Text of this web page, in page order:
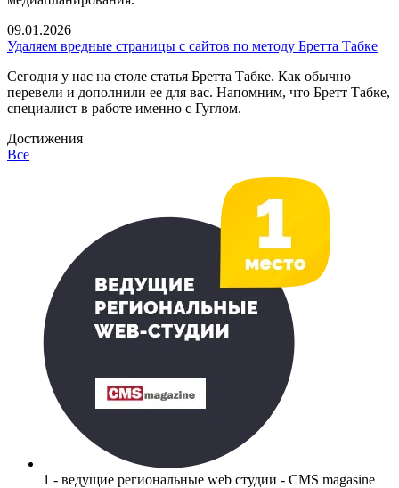
09.01.2026
Удаляем вредные страницы с сайтов по методу Бретта Табке
Сегодня у нас на столе статья Бретта Табке. Как обычно
перевели и дополнили ее для вас. Напомним, что Бретт Табке,
специалист в работе именно с Гуглом.
Достижения
Все
1 - ведущие региональные web студии - CMS magasine